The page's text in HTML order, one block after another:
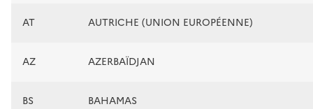
AT AUTRICHE (UNION EUROPÉENNE)
AZ AZERBAÏDJAN
BS BAHAMAS